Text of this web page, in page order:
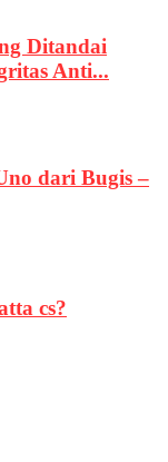
Ditandai
Anti...
dari Bugis –
cs?